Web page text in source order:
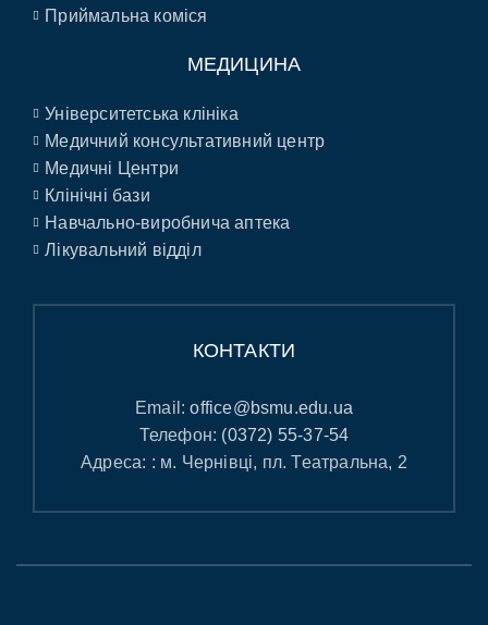
Приймальна коміся
МЕДИЦИНА
Університетська клініка
Медичний консультативний центр
Медичні Центри
Клінічні бази
Навчально-виробнича аптека
Лікувальний відділ
КОНТАКТИ
Email:office@bsmu.edu.ua
Телефон: (0372) 55-37-54
Адреса: : м. Чернівці, пл. Театральна, 2